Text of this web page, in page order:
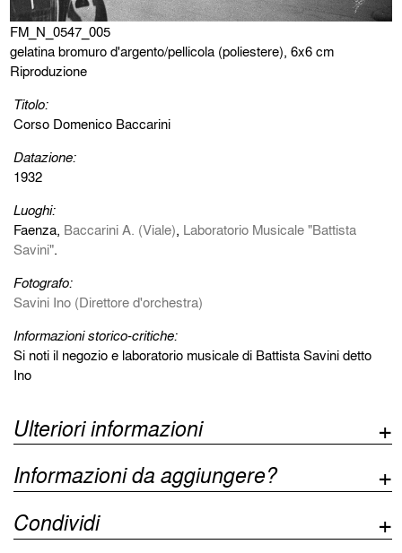
FM_N_0547_005
gelatina bromuro d'argento/pellicola (poliestere), 6x6 cm
Riproduzione
Titolo:
Corso Domenico Baccarini
Datazione:
1932
Luoghi:
Faenza, Baccarini A. (Viale), Laboratorio Musicale "Battista
Savini".
Fotografo:
Savini Ino (Direttore d'orchestra)
Informazioni storico-critiche:
Si noti il negozio e laboratorio musicale di Battista Savini detto
Ino
Ulteriori informazioni
Informazioni da aggiungere?
Condividi